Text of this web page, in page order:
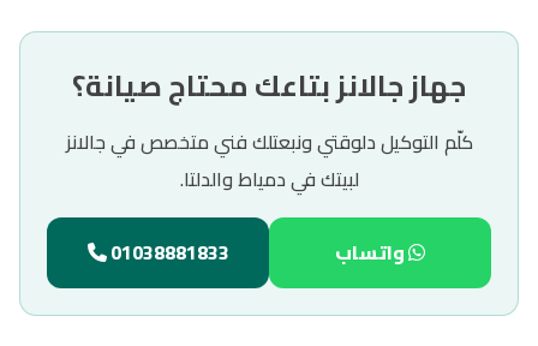
جهاز جالانز بتاعك محتاج صيانة؟
كلّم التوكيل دلوقتي ونبعتلك فني متخصص في جالانز
لبيتك في دمياط والدلتا.
واتساب 01038881833